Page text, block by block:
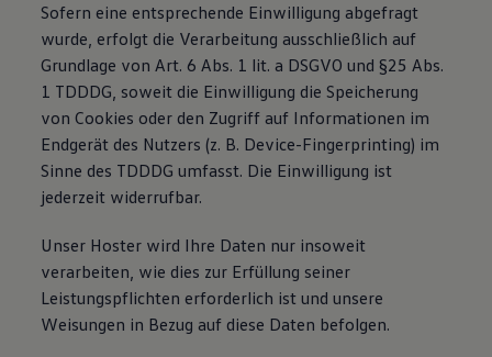
Sofern eine entsprechende Einwilligung abgefragt
wurde, erfolgt die Verarbeitung ausschließlich auf
Grundlage von Art. 6 Abs. 1 lit. a DSGVO und §25 Abs.
1 TDDDG, soweit die Einwilligung die Speicherung
von Cookies oder den Zugriff auf Informationen im
Endgerät des Nutzers (z. B. Device-Fingerprinting) im
Sinne des TDDDG umfasst. Die Einwilligung ist
jederzeit widerrufbar.
Unser Hoster wird Ihre Daten nur insoweit
verarbeiten, wie dies zur Erfüllung seiner
Leistungspflichten erforderlich ist und unsere
Weisungen in Bezug auf diese Daten befolgen.